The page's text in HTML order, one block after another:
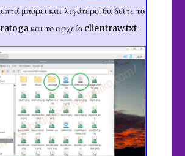
μπορει και λιγότερο. θα δείτε το
και το αρχείο clientraw.txt